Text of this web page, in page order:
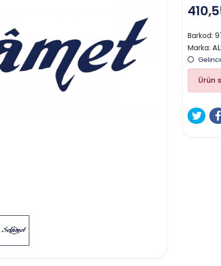
Barkod:
Marka:
Ürün